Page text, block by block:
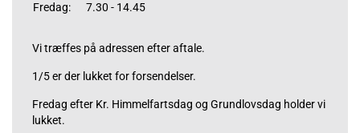
Fredag:
7.30 - 14.45
Vi træffes på adressen efter aftale.
1/5 er der lukket for forsendelser.
Fredag efter Kr. Himmelfartsdag og Grundlovsdag holder vi
lukket.